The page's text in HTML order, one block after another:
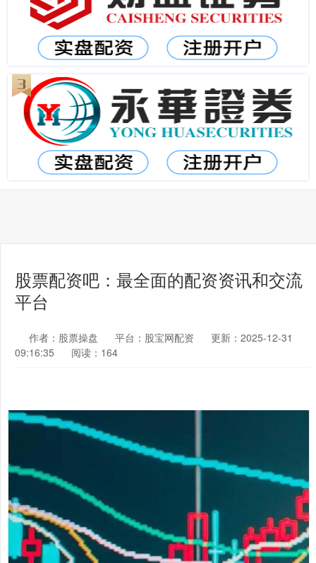
股票配资吧：最全面的配资资讯和交流
平台
作者：股票操盘 平台：股宝网配资
更新：2025-12-31
09:16:35
阅读：164